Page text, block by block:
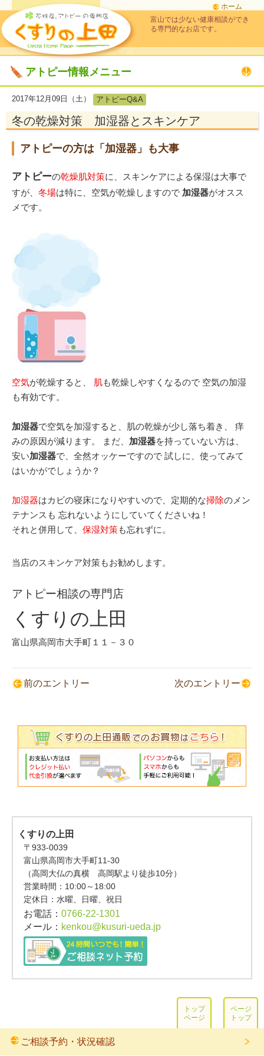
ホーム
富山では少ない健康相談ができ
る専門的なお店です。
アトピー情報メニュー
2017年12月09日（土） アトピーQ&A
冬の乾燥対策 加湿器とスキンケア
アトピーの方は「加湿器」も大事
アトピーの乾燥肌対策に、スキンケアによる保湿は大事で
すが、 冬場は特に、空気が乾燥しますので 加湿器がオスス
メです。
空気が乾燥すると、 肌も乾燥しやすくなるので 空気の加湿
も有効です。
加湿器で空気を加湿すると、肌の乾燥が少し落ち着き、 痒
みの原因が減ります。 まだ、 加湿器を持っていない方は、
安い加湿器で、全然オッケーですので 試しに、使ってみて
はいかがでしょうか？
加湿器はカビの寝床になりやすいので、定期的な掃除のメン
テナンスも 忘れないようにしていてくださいね！
それと併用して、 保湿対策も忘れずに。
当店のスキンケア対策もお勧めします。
アトピー相談の専門店
くすりの上田
富山県高岡市大手町１１－３０
前のエントリー 次のエントリー
くすりの上田
〒933-0039
富山県高岡市大手町11-30
（高岡大仏の真横 高岡駅より徒歩10分）
営業時間： 10:00～18:00
定休日：水曜、日曜、祝日
お電話： 0766-22-1301
メール： kenkou@kusuri-ueda.jp
ページ
トップ
トップ
ページ
ご相談予約・状況確認